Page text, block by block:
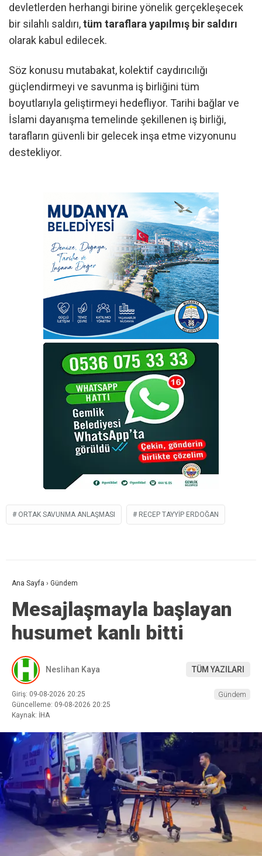
devletlerden herhangi birine yönelik gerçekleşecek
bir silahlı saldırı,tüm taraflara yapılmış bir saldırı
olarak kabul edilecek.
Söz konusu mutabakat, kolektif caydırıcılığı
güçlendirmeyi ve savunma iş birliğini tüm
boyutlarıyla geliştirmeyi hedefliyor. Tarihi bağlar ve
İslami dayanışma temelinde şekillenen iş birliği,
tarafların güvenli bir gelecek inşa etme vizyonunu
destekliyor.
ORTAK SAVUNMA ANLAŞMASI RECEP TAYYIP ERDOĞAN
Ana Sayfa › Gündem
Mesajlaşmayla başlayan
husumet kanlı bitti
Neslihan Kaya TÜM YAZILARI
Giriş: 09-08-2026 20:25
Güncelleme: 09-08-2026 20:25
Kaynak: İHA
Gündem